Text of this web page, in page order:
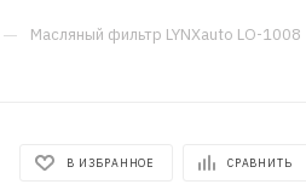
— Масляный фильтр LYNXauto LO-1008
В ИЗБРАННОЕ СРАВНИТЬ